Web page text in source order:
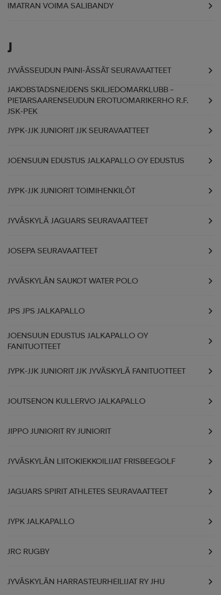
IMATRAN VOIMA SALIBANDY
J
JYVÄSSEUDUN PAINI-ÄSSÄT SEURAVAATTEET
JAKOBSTADSNEJDENS SKILJEDOMARKLUBB –
PIETARSAARENSEUDUN EROTUOMARIKERHO R.F.
JSK-PEK
JYPK-JJK JUNIORIT JJK SEURAVAATTEET
JOENSUUN EDUSTUS JALKAPALLO OY EDUSTUS
JYPK-JJK JUNIORIT TOIMIHENKILÖT
JYVÄSKYLÄ JAGUARS SEURAVAATTEET
JOSEPA SEURAVAATTEET
JYVÄSKYLÄN SAUKOT WATER POLO
JPS JPS JALKAPALLO
JOENSUUN EDUSTUS JALKAPALLO OY
FANITUOTTEET
JYPK-JJK JUNIORIT JJK JYVÄSKYLÄ FANITUOTTEET
JOUTSENON KULLERVO JALKAPALLO
JIPPO JUNIORIT RY JUNIORIT
JYVÄSKYLÄN LIITOKIEKKOILIJAT FRISBEEGOLF
JAGUARS SPIRIT ATHLETES SEURAVAATTEET
JYPK JALKAPALLO
JRC RUGBY
JYVÄSKYLÄN HARRASTEURHEILIJAT RY JHU